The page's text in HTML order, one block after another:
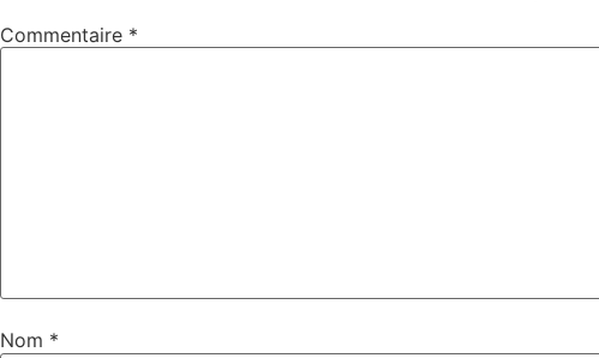
Commentaire *
Nom *